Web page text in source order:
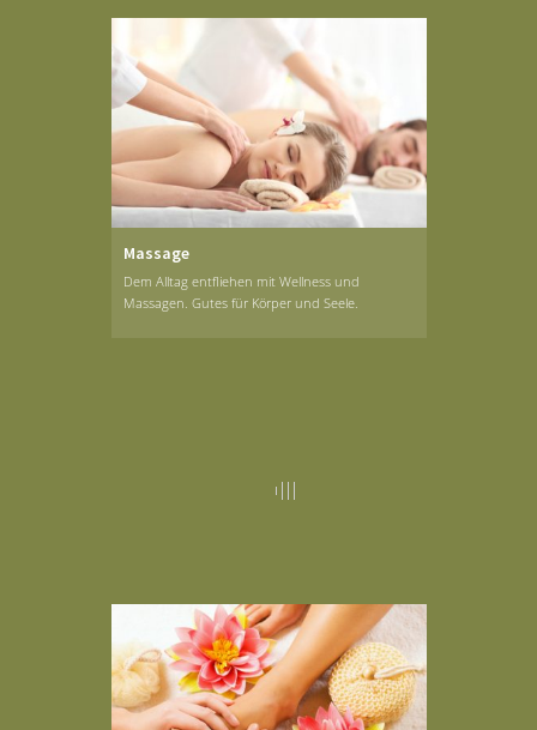
Massage
Dem Alltag entfliehen mit Wellness und
Massagen. Gutes für Körper und Seele.